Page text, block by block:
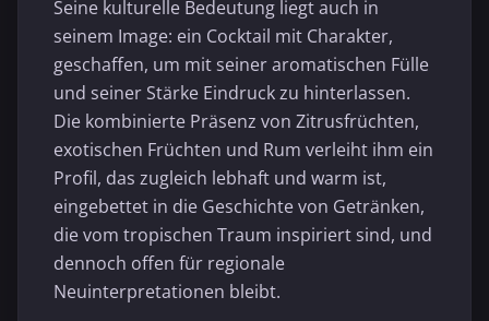
Seine kulturelle Bedeutung liegt auch in
seinem Image: ein Cocktail mit Charakter,
geschaffen, um mit seiner aromatischen Fülle
und seiner Stärke Eindruck zu hinterlassen.
Die kombinierte Präsenz von Zitrusfrüchten,
exotischen Früchten und Rum verleiht ihm ein
Profil, das zugleich lebhaft und warm ist,
eingebettet in die Geschichte von Getränken,
die vom tropischen Traum inspiriert sind, und
dennoch offen für regionale
Neuinterpretationen bleibt.